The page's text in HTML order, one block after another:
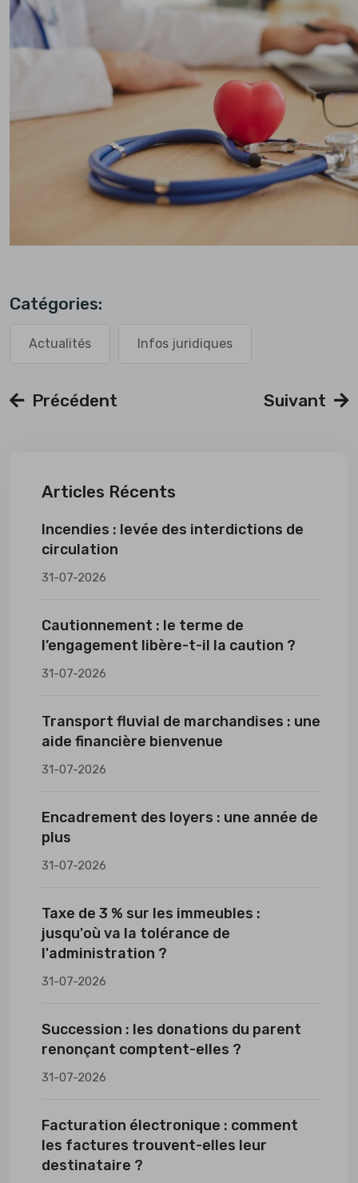
Catégories:
Actualités Infos juridiques
Précédent Suivant
Articles Récents
Incendies : levée des interdictions de
circulation
31-07-2026
Cautionnement : le terme de
l’engagement libère-t-il la caution ?
31-07-2026
Transport fluvial de marchandises : une
aide financière bienvenue
31-07-2026
Encadrement des loyers : une année de
plus
31-07-2026
Taxe de 3 % sur les immeubles :
jusqu'où va la tolérance de
l'administration ?
31-07-2026
Succession : les donations du parent
renonçant comptent-elles ?
31-07-2026
Facturation électronique : comment
les factures trouvent-elles leur
destinataire ?